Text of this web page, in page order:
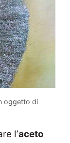
oggetto di
l’aceto